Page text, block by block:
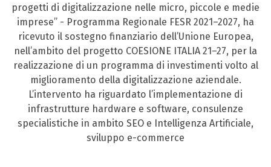
progetti di digitalizzazione nelle micro, piccole e medie
imprese” - Programma Regionale FESR 2021–2027, ha
ricevuto il sostegno finanziario dell’Unione Europea,
nell’ambito del progetto COESIONE ITALIA 21–27, per la
realizzazione di un programma di investimenti volto al
miglioramento della digitalizzazione aziendale.
L’intervento ha riguardato l’implementazione di
infrastrutture hardware e software, consulenze
specialistiche in ambito SEO e Intelligenza Artificiale,
sviluppo e-commerce